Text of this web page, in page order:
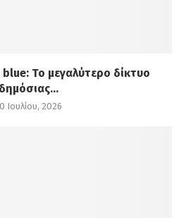
Το μεγαλύτερο δίκτυο
δημόσιας...
Ιουλίου, 2026